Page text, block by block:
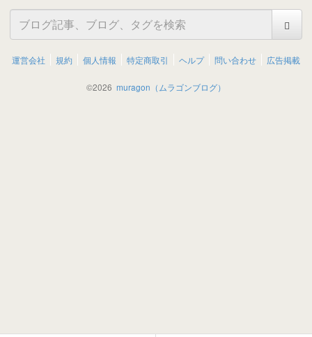
運営会社 規約 個人情報 特定商取引 ヘルプ 問い合わせ 広告掲載
©2026 muragon（ムラゴンブログ）